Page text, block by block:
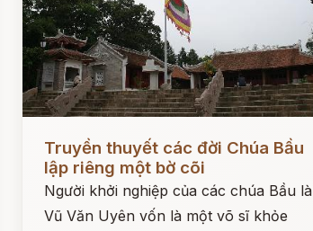
Đọc ngay
Truyền thuyết các đời Chúa Bầu
lập riêng một bờ cõi
Người khởi nghiệp của các chúa Bầu là
Vũ Văn Uyên vốn là một võ sĩ khỏe